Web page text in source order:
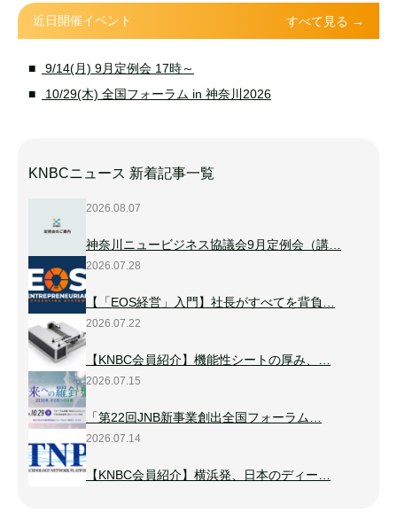
近日開催イベント すべて見る →
9/14(月) 9月定例会 17時～
10/29(木) 全国フォーラム in 神奈川2026
KNBCニュース 新着記事一覧
2026.08.07
神奈川ニュービジネス協議会9月定例会（講…
2026.07.28
【「EOS経営」入門】社長がすべてを背負…
2026.07.22
【KNBC会員紹介】機能性シートの厚み、…
2026.07.15
「第22回JNB新事業創出全国フォーラム…
2026.07.14
【KNBC会員紹介】横浜発、日本のディー…